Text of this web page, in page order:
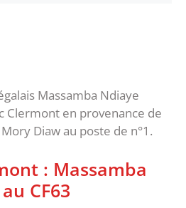
Massamba Ndiaye
Clermont en provenance de
Diaw au poste de n°1.
: Massamba
CF63